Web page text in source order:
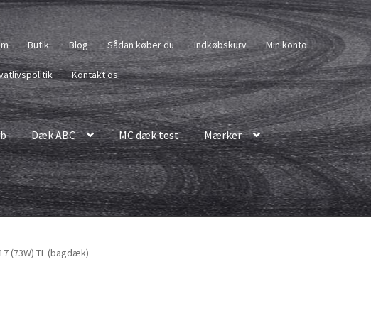
Butik Blog Sådan køber du Indkøbskurv Min konto
Kontakt os
Dæk ABC MC dæk test Mærker
(73W) TL (bagdæk)